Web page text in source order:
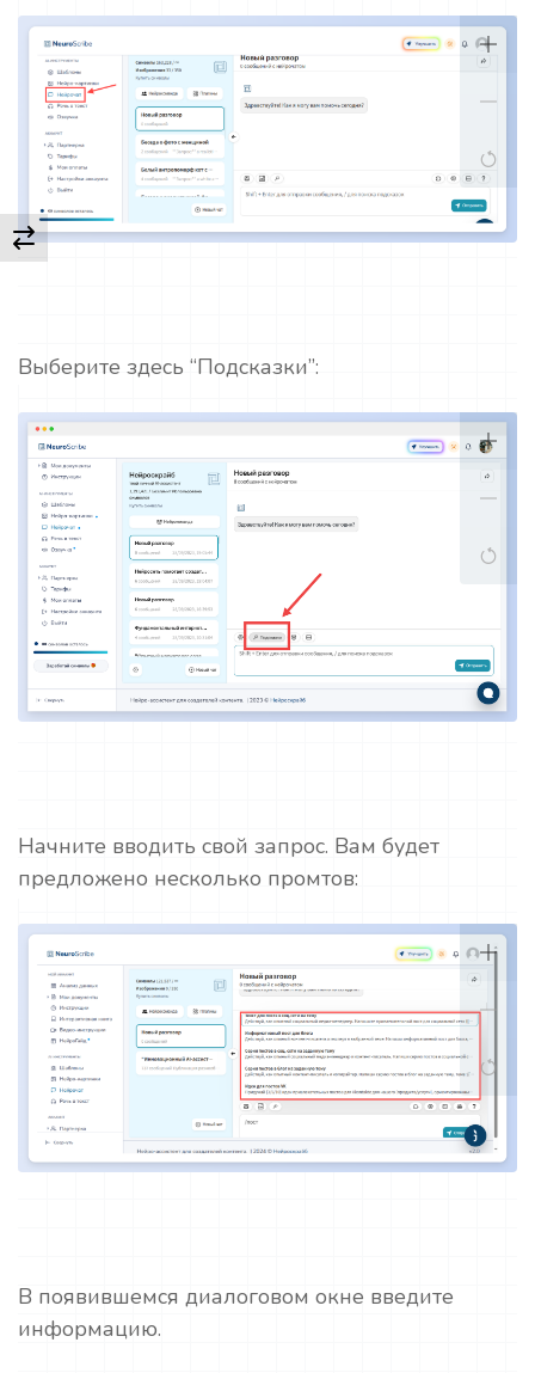
Выберите здесь “Подсказки”:
Начните вводить свой запрос. Вам будет
предложено несколько промтов:
В появившемся диалоговом окне введите
информацию.